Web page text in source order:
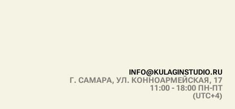
INFO@KULAGINSTUDIO.RU
NFO@KULAGINSTUDIO. RU
Г. САМАРА, УЛ. КОННОАРМЕЙСКАЯ, 17
11:00 - 18:00 ПН-ПТ
(UTC+4)